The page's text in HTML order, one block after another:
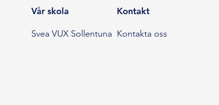
Vår skola
Svea VUX Sollentuna
Kontakt
Kontakta oss